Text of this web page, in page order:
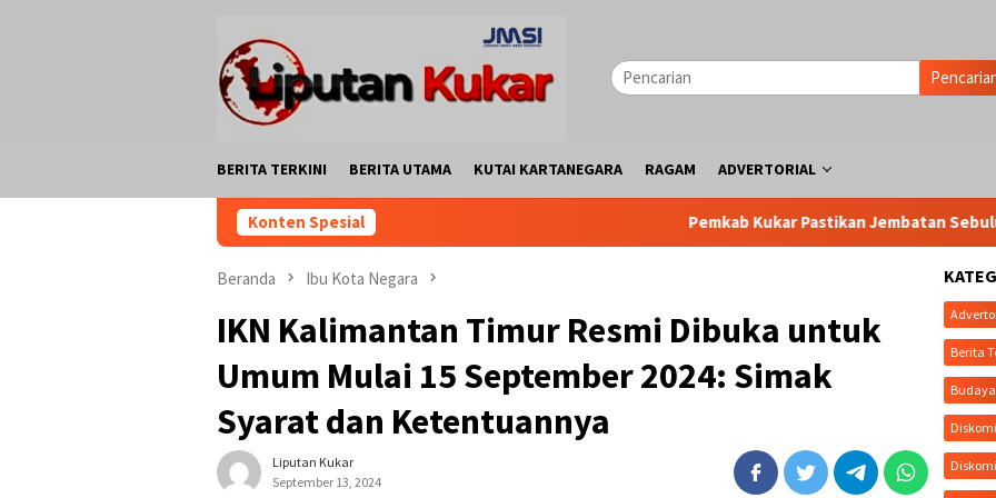
BERITA TERKINI BERITA UTAMA KUTAI KARTANEGARA RAGAM ADVERTORIAL
Konten Spesial Pemkab Kukar Pastikan Jembatan Sebulu Tetap Berlanjut,
Beranda Ibu Kota Negara
IKN Kalimantan Timur Resmi Dibuka untuk
Umum Mulai 15 September 2024: Simak
Syarat dan Ketentuannya
Liputan Kukar
September 13, 2024
Berita
Budaya